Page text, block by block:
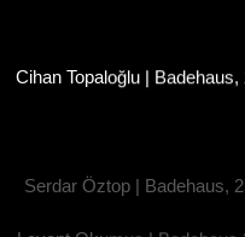
Cihan Topaloğlu | Badehaus,
Serdar Öztop | Badehaus,